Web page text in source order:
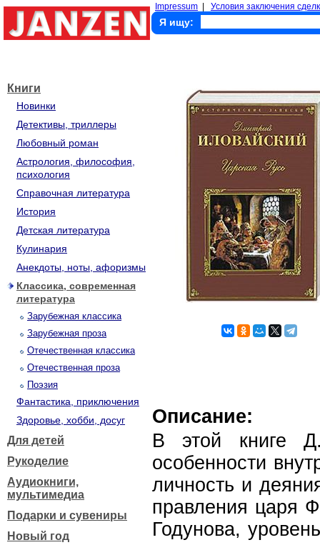
Impressum Условия заключения
Я ищу:
Книги
Новинки
Детективы, триллеры
Любовный роман
Астрология, философия,
психология
Справочная литература
История
Детская литература
Кулинария
Анекдоты, ноты, афоризмы
Классика, современная
литература
Зарубежная классика
Зарубежная проза
Отечественная классика
Отечественная проза
Поэзия
Фантастика, приключения
Здоровье, хобби, досуг
Для детей
Рукоделие
Аудиокниги,
мультимедиа
Подарки и сувениры
Новый год
Описание:
В этой книге
особенности
личность и
правления царя
Годунова,